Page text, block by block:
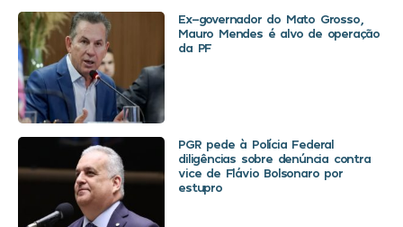
Ex-governador do Mato Grosso,
Mauro Mendes é alvo de operação
da PF
PGR pede à Polícia Federal
diligências sobre denúncia contra
vice de Flávio Bolsonaro por
estupro